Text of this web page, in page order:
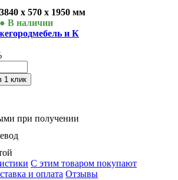
x 570 x 1950 мм
● В наличии
и К
1 клик
при получении
С этим товаром покупают
и оплата Отзывы